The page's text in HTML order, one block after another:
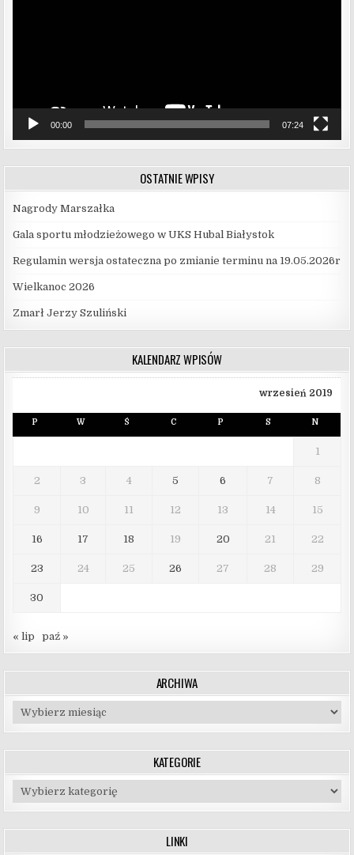
00:00 07:24
OSTATNIE WPISY
Nagrody Marszałka
Gala sportu młodzieżowego w UKS Hubal Białystok
Regulamin wersja ostateczna po zmianie terminu na 19.05.2026r
Wielkanoc 2026
Zmarł Jerzy Szuliński
KALENDARZ WPISÓW
wrzesień 2019
P W Ś C P S N
1
2 3 4 5 6 7 8
9 10 11 12 13 14 15
16 17 18 19 20 21 22
23 24 25 26 27 28 29
30
« lip paź »
ARCHIWA
Archiwa
KATEGORIE
Kategorie
LINKI